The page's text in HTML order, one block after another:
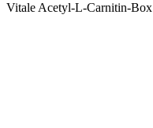
Vitale Acetyl-L-Carnitin-Box